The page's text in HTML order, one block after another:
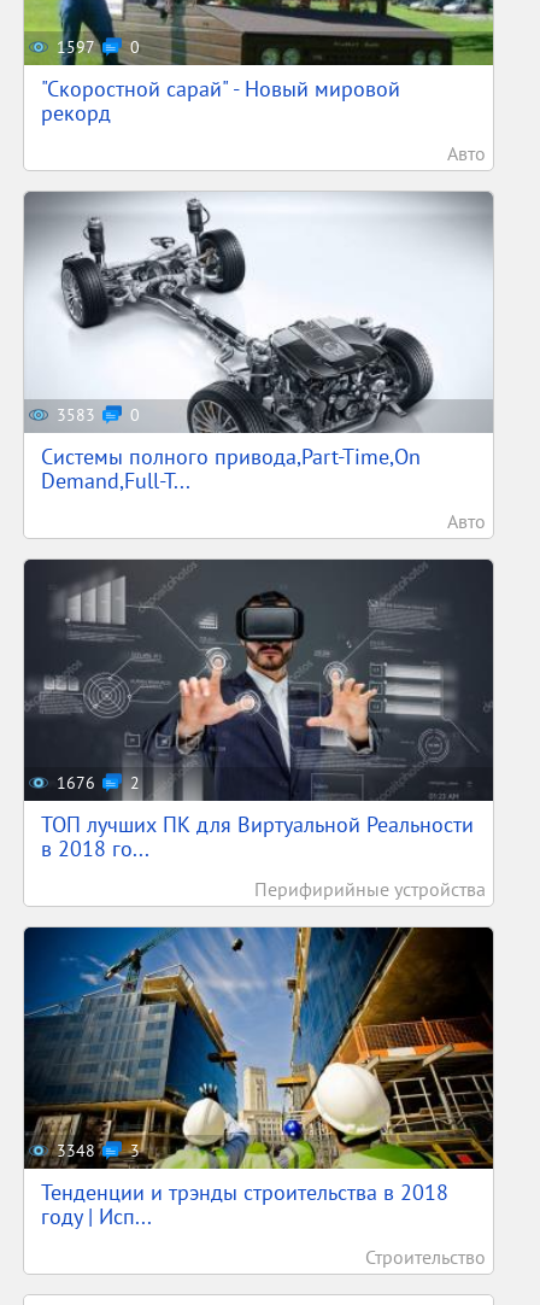
1597 0
"Скоростной сарай" - Новый мировой
рекорд
Авто
3583 0
Системы полного привода,Part-Time,On
Demand,Full-T...
Авто
1676 2
ТОП лучших ПК для Виртуальной Реальности
в 2018 го...
Перифирийные устройства
3348 3
Тенденции и трэнды строительства в 2018
году | Исп...
Строительство